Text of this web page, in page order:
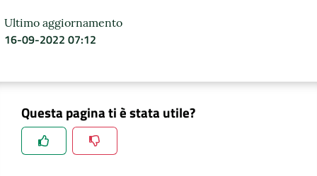
su
Ultimo aggiornamento
16-09-2022 07:12
Questa pagina ti è stata utile?